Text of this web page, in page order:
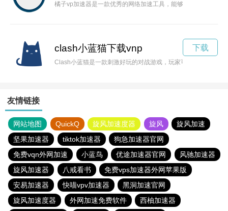
橘子vp加速器是一款优秀的网络加速工具，能够帮助用户提升
clash小蓝猫下载vnp
Clash小蓝猫是一款刺激好玩的对战游戏，玩家可以在游戏中
下载
友情链接
网站地图 QuickQ 旋风加速度器 旋风
旋风加速
坚果加速器
tiktok加速器
狗急加速器官网
免费vqn外网加速
小蓝鸟 优途加速器官网
风驰加速器
旋风加速器
八戒看书
免费vps加速器外网苹果版
安易加速器
快喵vpv加速器
黑洞加速官网
旋风加速度器
外网加速免费软件 西柚加速器